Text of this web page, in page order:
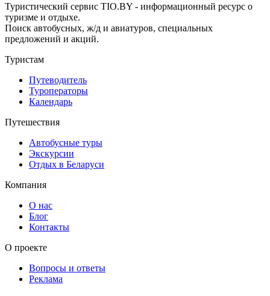
Туристический сервис TIO.BY - информационный ресурс о
туризме и отдыхе.
Поиск автобусных, ж/д и авиатуров, специальных
предложений и акций.
Туристам
Путеводитель
Туроператоры
Календарь
Путешествия
Автобусные туры
Экскурсии
Отдых в Беларуси
Компания
О нас
Блог
Контакты
О проекте
Вопросы и ответы
Реклама